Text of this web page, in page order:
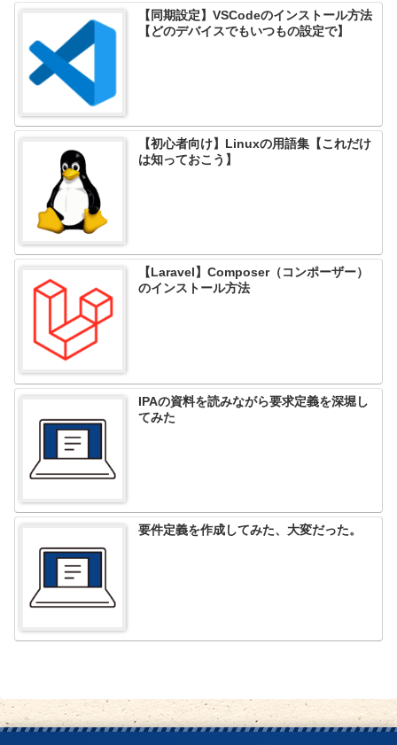
【同期設定】VSCodeのインストール方法
【どのデバイスでもいつもの設定で】
【初心者向け】Linuxの用語集【これだけ
は知っておこう】
【Laravel】Composer（コンポーザー）
のインストール方法
IPAの資料を読みながら要求定義を深堀し
てみた
要件定義を作成してみた、大変だった。